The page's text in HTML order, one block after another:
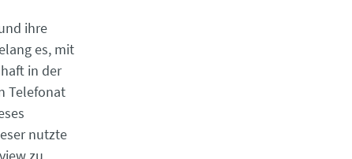
ihre
es, mit
in der
Telefonat
nutzte
zu